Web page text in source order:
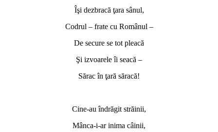
Îşi dezbracă ţara sânul,
Codrul – frate cu Românul –
De secure se tot pleacă
Şi izvoarele îi seacă –
Sărac în ţară săracă!
Cine-au îndrăgit străinii,
Mânca-i-ar inima câinii,